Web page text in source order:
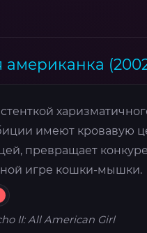
имеют кровавую
превращает
игре кошки-мышки.
II: All American Girl